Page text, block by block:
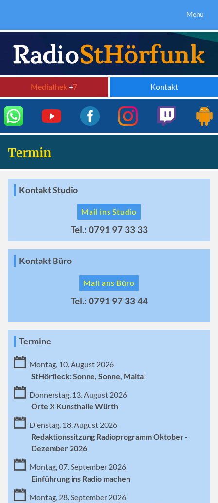
Menu
Mediathek+7 Kontakt
Termin
Kontakt Studio
Mail ins Studio
Tel.: 0791 97 33 33
Kontakt Büro
Mail ans Büro
Tel.: 0791 97 33 44
Termine
Montag, 10. August 2026
StHörfleck: Sonne, Sonne, Malta!
Donnerstag, 13. August 2026
Orte X Kunsthalle Würth
Dienstag, 18. August 2026
Redaktionssitzung Radioprogramm Oktober -
Dezember 2026
Montag, 07. September 2026
Einführung ins Radio machen
Montag, 28. September 2026